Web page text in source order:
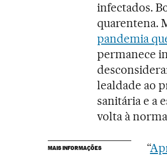
infectados.
quarentena.
pandemia
permanece
lealdade ao
sanitária e a
volta à
MAIS INFORMAÇÕES “